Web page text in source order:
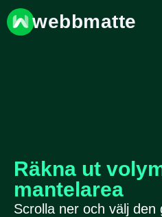
webbmatte
Räkna ut
mantelarea
Scrolla ner och välj den